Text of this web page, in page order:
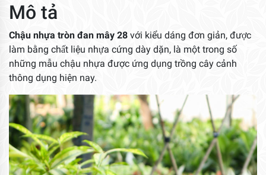
Mô tả
Chậu nhựa tròn đan mây 28 với kiểu dáng đơn giản, được
làm bằng chất liệu nhựa cứng dày dặn, là một trong số
những mẫu chậu nhựa được ứng dụng trồng cây cảnh
thông dụng hiện nay.